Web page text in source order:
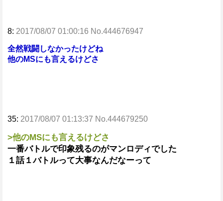
8: 2017/08/07 01:00:16 No.444676947
全然戦闘しなかったけどね
他のMSにも言えるけどさ
35: 2017/08/07 01:13:37 No.444679250
>他のMSにも言えるけどさ
一番バトルで印象残るのがマンロディでした
１話１バトルって大事なんだなーって